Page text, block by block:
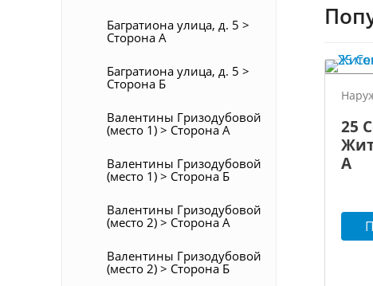
Багратиона улица, д. 5 >
Сторона А
Багратиона улица, д. 5 >
Сторона Б
Валентины Гризодубовой
(место 1) > Сторона А
Валентины Гризодубовой
(место 1) > Сторона Б
Валентины Гризодубовой
(место 2) > Сторона А
Валентины Гризодубовой
(место 2) > Сторона Б
25
А